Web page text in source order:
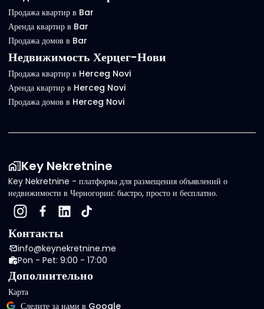
Продажа квартир в Bar
Аренда квартир в Bar
Продажа домов в Bar
Недвижимость Херцег-Нови
Продажа квартир в Herceg Novi
Аренда квартир в Herceg Novi
Продажа домов в Herceg Novi
Key Nekretnine
Key Nekretnine - платформа для размещения объявлений о
недвижимости в Черногории: быстро, просто и бесплатно.
Контакты
info@keynekretnine.me
Pon - Pet: 9:00 - 17:00
Дополнительно
Карта
Следите за нами в Google